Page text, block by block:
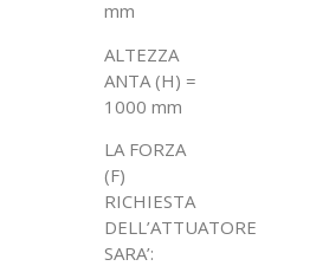
mm
ALTEZZA
ANTA (H) =
1000 mm
LA FORZA
(F)
RICHIESTA
DELL’ATTUATORE
SARA’: